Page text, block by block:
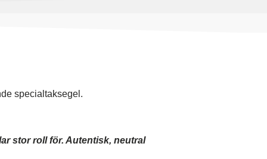
specialtaksegel.
stor roll för. Autentisk, neutral